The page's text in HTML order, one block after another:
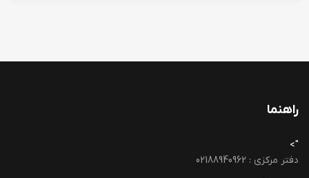
راهنما
">
دفتر مرکزی : 02188940962